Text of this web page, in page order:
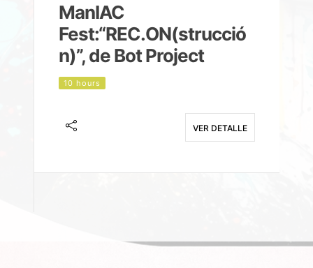
ManIAC
Fest:“REC.ON(strucció
n)”, de Bot Project
10 hours
VER DETALLE